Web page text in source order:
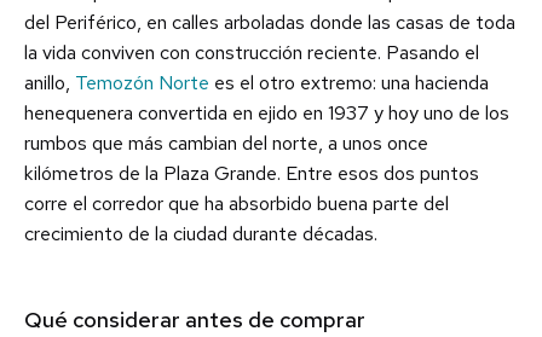
del Periférico, en calles arboladas donde las casas de toda
la vida conviven con construcción reciente. Pasando el
anillo, Temozón Norte es el otro extremo: una hacienda
henequenera convertida en ejido en 1937 y hoy uno de los
rumbos que más cambian del norte, a unos once
kilómetros de la Plaza Grande. Entre esos dos puntos
corre el corredor que ha absorbido buena parte del
crecimiento de la ciudad durante décadas.
Qué considerar antes de comprar